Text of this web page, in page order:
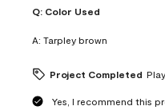
Q: Color Used
A: Tarpley brown
Project Completed
Yes, I recommend this